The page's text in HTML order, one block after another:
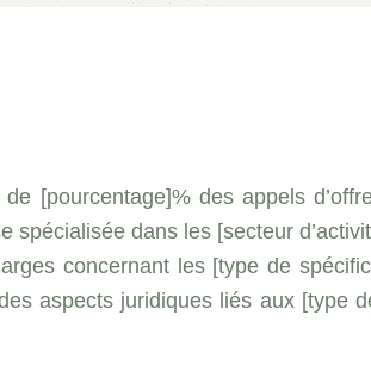
[pourcentage]% des appels
dans les [secteur
concernant les [type de
aspects juridiques liés aux [type